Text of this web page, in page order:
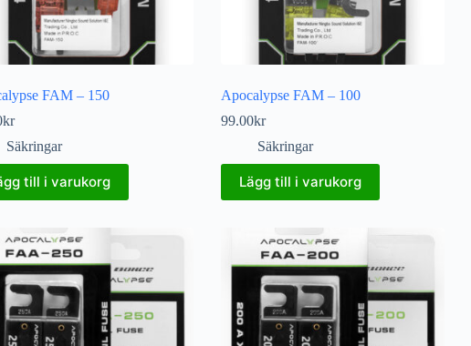
FAM – 150
kr
Säkringar
till i varukorg
Apocalypse FAM – 100
99.00kr
Säkringar
Lägg till i varukorg